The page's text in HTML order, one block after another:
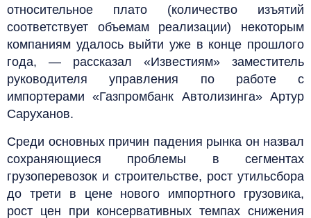
относительное плато (количество изъятий
соответствует объемам реализации) некоторым
компаниям удалось выйти уже в конце прошлого
года, — рассказал «Известиям» заместитель
руководителя управления по работе с
импортерами «Газпромбанк Автолизинга» Артур
Саруханов.
Среди основных причин падения рынка он назвал
сохраняющиеся проблемы в сегментах
грузоперевозок и строительстве, рост утильсбора
до трети в цене нового импортного грузовика,
рост цен при консервативных темпах снижения